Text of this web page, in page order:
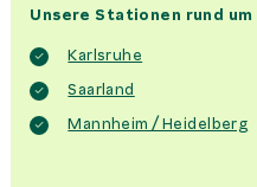
Unsere Stationen rund
Karlsruhe
Saarland
Mannheim / Heidelberg